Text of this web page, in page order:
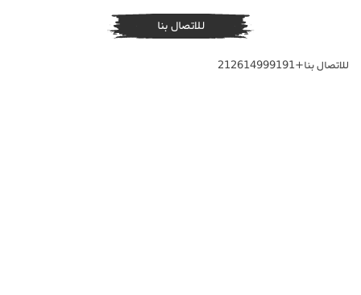
للاتصال بنا
للاتصال بنا+212614999191